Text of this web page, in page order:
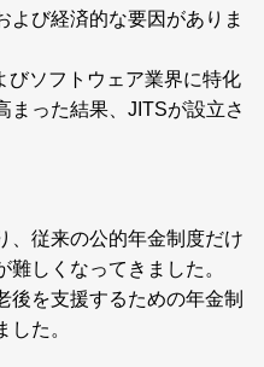
よび経済的な要因がありま
びソフトウェア業界に特化
まった結果、JITSが設立さ
、従来の公的年金制度だけ
しくなってきました。
後を支援するための年金制
た。